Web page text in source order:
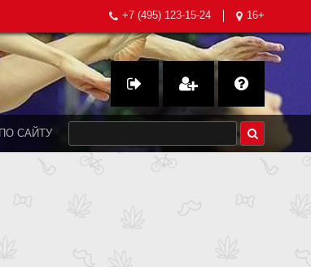
+7 (495) 123-15-24 16+
САЙТУ